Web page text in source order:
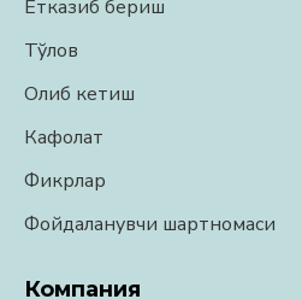
Етказиб бериш
Тўлов
Олиб кетиш
Кафолат
Фикрлар
Фойдаланувчи шартномаси
Компания